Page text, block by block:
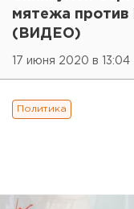
мятежа против
(ВИДЕО)
17 июня 2020 в 13:04
Политика